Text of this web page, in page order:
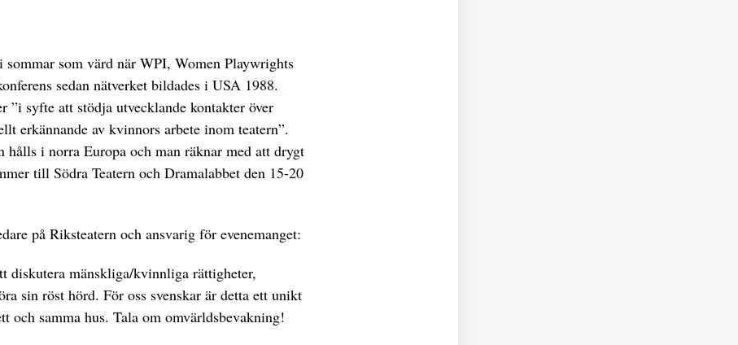
som värd när WPI, Women Playwrights
sedan nätverket bildades i USA 1988.
syfte att stödja utvecklande kontakter över
erkännande av kvinnors arbete inom teatern”.
hålls i norra Europa och man räknar med att drygt
till Södra Teatern och Dramalabbet den 15-20
på Riksteatern och ansvarig för evenemanget:
diskutera mänskliga/kvinnliga rättigheter,
sin röst hörd. För oss svenskar är detta ett unikt
och samma hus. Tala om omvärldsbevakning!